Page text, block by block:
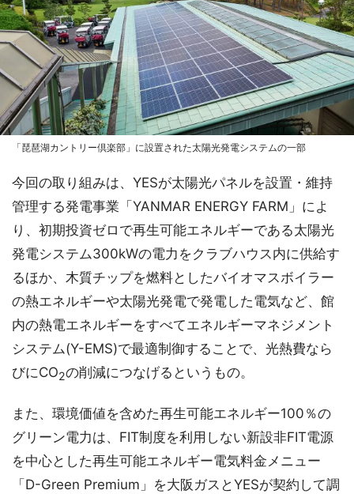
「琵琶湖カントリー倶楽部」に設置された太陽光発電システムの一部
今回の取り組みは、YESが太陽光パネルを設置・維持
管理する発電事業「YANMAR ENERGY FARM」によ
り、初期投資ゼロで再生可能エネルギーである太陽光
発電システム300kWの電力をクラブハウス内に供給す
るほか、木質チップを燃料としたバイオマスボイラー
の熱エネルギーや太陽光発電で発電した電気など、館
内の熱電エネルギーをすべてエネルギーマネジメント
システム(Y-EMS)で最適制御することで、光熱費なら
びにCO2の削減につなげるというもの。
また、環境価値を含めた再生可能エネルギー100％の
グリーン電力は、FIT制度を利用しない新設非FIT電源
を中心とした再生可能エネルギー電気料金メニュー
「D-Green Premium」を大阪ガスとYESが契約して調